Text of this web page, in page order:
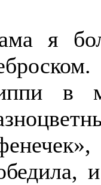
я
в